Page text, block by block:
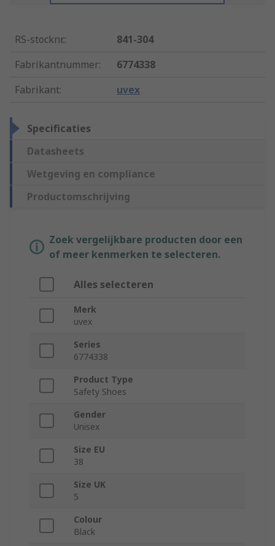
RS-stocknr.:
841-304
Fabrikantnummer:
6774338
Fabrikant: uvex
Specificaties
Datasheets
Wetgeving en compliance
Productomschrijving
Zoek vergelijkbare producten door een
of meer kenmerken te selecteren.
Alles selecteren
Merk
uvex
Series
6774338
Product Type
Safety Shoes
Gender
Unisex
Size EU
38
Size UK
5
Colour
Black